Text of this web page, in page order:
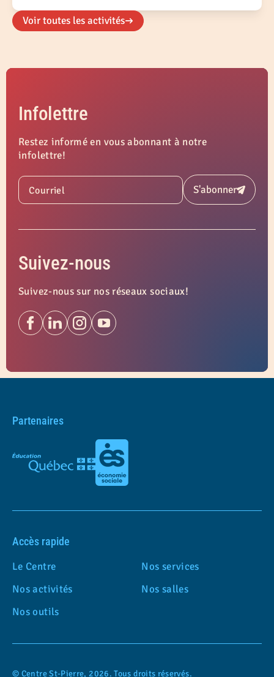
Voir toutes les activités
Infolettre
Restez informé en vous abonnant à notre
infolettre!
Courriel S'abonnerSoumettre
Suivez-nous
Suivez-nous sur nos réseaux sociaux!
Partenaires
Accès rapide
Le Centre
Nos services
Nos activités
Nos salles
Nos outils
© Centre St-Pierre, 2026. Tous droits réservés.